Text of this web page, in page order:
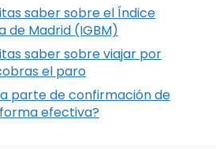
saber sobre el Índice
de Madrid (IGBM)
saber sobre viajar por
el paro
parte de confirmación de
efectiva?